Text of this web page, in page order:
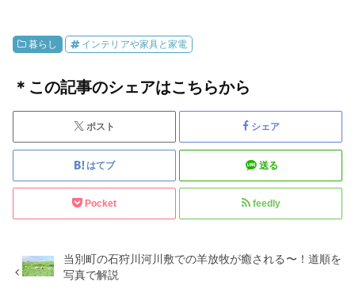
暮らし インテリアや家具と家電
＊この記事のシェアはこちらから
ポスト シェア
はてブ 送る
Pocket feedly
当別町の石狩川河川敷での羊放牧が癒される〜！道順を
写真で解説